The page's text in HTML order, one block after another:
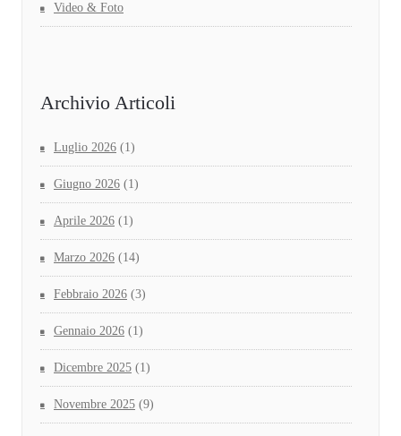
Video & Foto
Archivio Articoli
Luglio 2026 (1)
Giugno 2026 (1)
Aprile 2026 (1)
Marzo 2026 (14)
Febbraio 2026 (3)
Gennaio 2026 (1)
Dicembre 2025 (1)
Novembre 2025 (9)